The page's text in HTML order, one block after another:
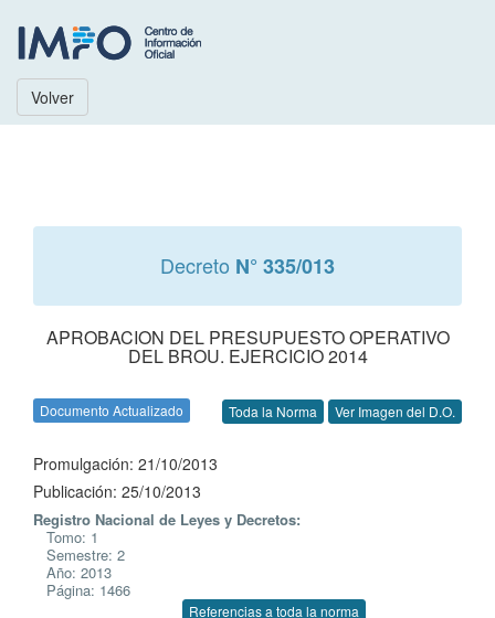
Volver
Decreto N° 335/013
APROBACION DEL PRESUPUESTO OPERATIVO
DEL BROU. EJERCICIO 2014
Documento Actualizado Toda la Norma Ver Imagen del D.O.
Promulgación: 21/10/2013
Publicación: 25/10/2013
Registro Nacional de Leyes y Decretos:
Tomo: 1
Semestre: 2
Año: 2013
Página: 1466
Referencias a toda la norma